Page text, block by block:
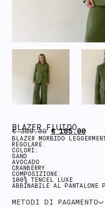
BLAZER FLUIDO
€369.00 €185.00
BLAZER MORBIDO
REGOLARE.
COLORI:
SAND
AVOCADO
CRANBERRY
COMPOSIZIONE:
100% TENCEL LUXE
ABBINABILE AL PANTALONE
METODI DI PAGAMENTO